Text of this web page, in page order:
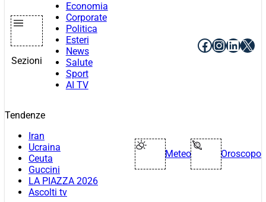
Sezioni
Economia
Corporate
Politica
Esteri
News
Salute
Sport
AI TV
Facebook
X
Tendenze
Iran
Ucraina
Ceuta
Guccini
LA PIAZZA 2026
Ascolti tv
Meteo Oroscopo